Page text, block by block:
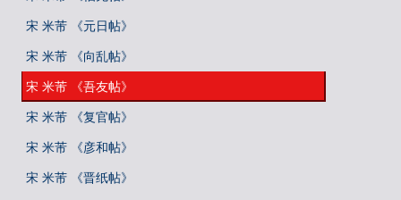
宋 米芾 《元日帖》
宋 米芾 《向乱帖》
宋 米芾 《吾友帖》
宋 米芾 《复官帖》
宋 米芾 《彦和帖》
宋 米芾 《晋纸帖》